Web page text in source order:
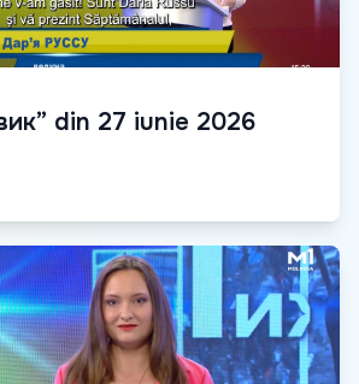
din 27 iunie 2026